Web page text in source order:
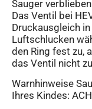
Sauger
Das Ventil bei
Druckausgleich
Luftschlucken
den Ring fest zu,
das Ventil nicht
Warnhinweise
Ihres Kindes: